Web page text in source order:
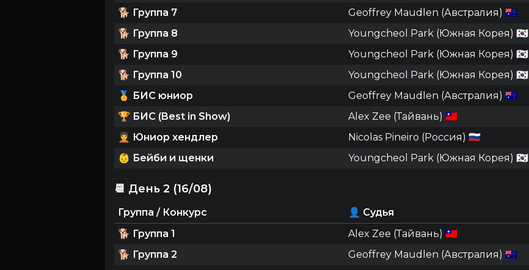
🐕 Группа 7
Geoffrey Maudlen (Австралия) 🇦🇺
🐕 Группа 8
Youngcheol Park (Южная Корея) 🇰🇷
🐕 Группа 9
Youngcheol Park (Южная Корея) 🇰🇷
🐕 Группа 10
Youngcheol Park (Южная Корея) 🇰🇷
🏅 БИС юниор
Geoffrey Maudlen (Австралия) 🇦🇺
🏆 БИС (Best in Show)
Alex Zee (Тайвань) 🇹🇼
🧑‍🦱 Юниор хендлер
Nicolas Pineiro (Россия) 🇷🇺
👶 Бейби и щенки Youngcheol Park (Южная Корея) 🇰🇷
📆 День 2 (16/08)
Группа / Конкурс
👤 Судья
🐕 Группа 1
Alex Zee (Тайвань) 🇹🇼
🐕 Группа 2
Geoffrey Maudlen (Австралия) 🇦🇺